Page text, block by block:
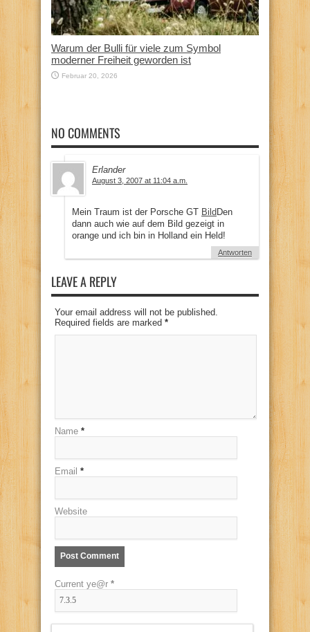
Warum der Bulli für viele zum Symbol
moderner Freiheit geworden ist
Februar 20, 2026
NO COMMENTS
Erlander
August 3, 2007 at 11:04 a.m.
Mein Traum ist der Porsche GT BildDen
dann auch wie auf dem Bild gezeigt in
orange und ich bin in Holland ein Held!
Antworten
LEAVE A REPLY
Your email address will not be published.
Required fields are marked *
Name *
Email *
Website
Current ye@r *